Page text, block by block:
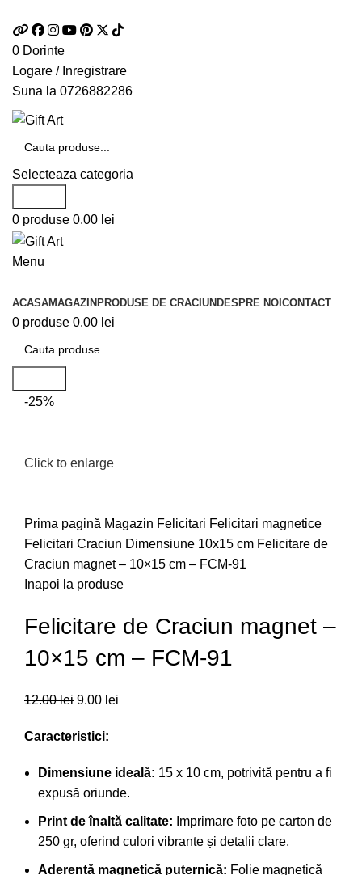
0 Dorinte
Logare / Inregistrare
Suna la 0726882286
Selecteaza categoria
0 produse 0.00 lei
Menu
ACASAMAGAZINPRODUSE DE CRACIUNDESPRE NOICONTACT
0 produse 0.00 lei
-25%
Click to enlarge
Prima pagină Magazin Felicitari Felicitari magnetice
Felicitari Craciun Dimensiune 10x15 cm Felicitare de
Craciun magnet – 10×15 cm – FCM-91
Inapoi la produse
Felicitare de Craciun magnet –
10×15 cm – FCM-91
12.00lei 9.00 lei
Caracteristici:
Dimensiune ideală: 15 x 10 cm, potrivită pentru a fi
expusă oriunde.
Print de înaltă calitate: Imprimare foto pe carton de
250 gr, oferind culori vibrante și detalii clare.
Aderență magnetică puternică: Folie magnetică